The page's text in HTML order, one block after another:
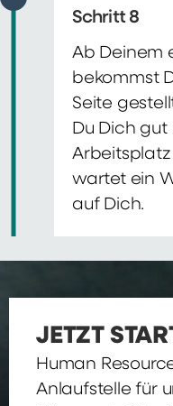
Schritt 8
Ab Deinem
bekommst
Seite
Du Dich gut
wartet ein
auf Dich.
JETZT
Human
Anlaufstelle für